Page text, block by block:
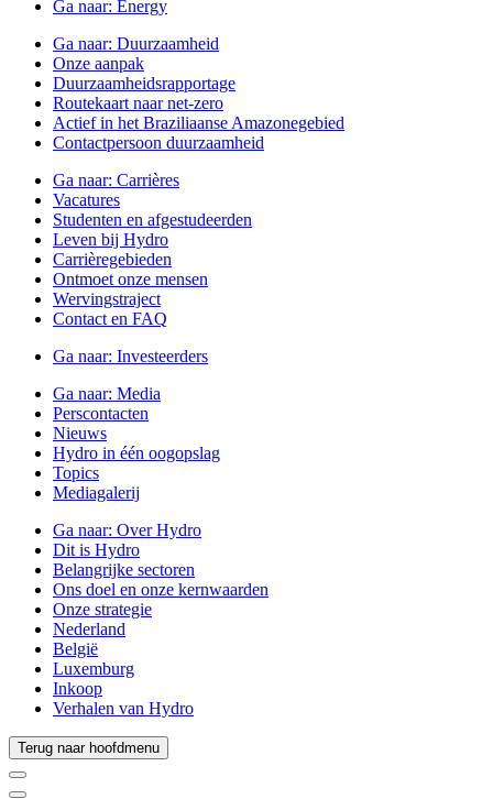
Ga naar: Energy
Ga naar: Duurzaamheid
Onze aanpak
Duurzaamheidsrapportage
Routekaart naar net-zero
Actief in het Braziliaanse Amazonegebied
Contactpersoon duurzaamheid
Ga naar: Carrières
Vacatures
Studenten en afgestudeerden
Leven bij Hydro
Carrièregebieden
Ontmoet onze mensen
Wervingstraject
Contact en FAQ
Ga naar: Investeerders
Ga naar: Media
Perscontacten
Nieuws
Hydro in één oogopslag
Topics
Mediagalerij
Ga naar: Over Hydro
Dit is Hydro
Belangrijke sectoren
Ons doel en onze kernwaarden
Onze strategie
Nederland
België
Luxemburg
Inkoop
Verhalen van Hydro
Terug naar hoofdmenu